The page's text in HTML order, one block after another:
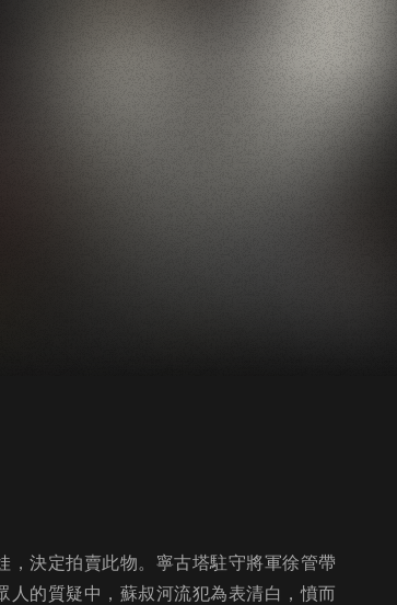
，決定拍賣此物。寧古塔駐守將軍徐管帶
的質疑中，蘇叔河流犯為表清白，憤而